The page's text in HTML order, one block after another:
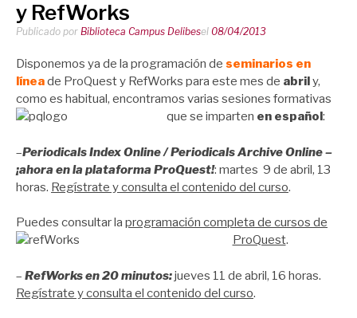
y RefWorks
Publicado por Biblioteca Campus Delibesel 08/04/2013
Disponemos ya de la programación de seminarios en
líneade ProQuest y RefWorks para este mes de abrily,
como es habitual, encontramos varias sesiones formativas
que se imparten en español:
–Periodicals Index Online / Periodicals Archive Online–
¡ahora en la plataforma ProQuest!: martes 9 de abril, 13
horas. Regístrate y consulta el contenido del curso.
Puedes consultar la programación completa de cursos de
ProQuest.
– RefWorks en 20 minutos:jueves 11 de abril, 16 horas.
Regístrate y consulta el contenido del curso.